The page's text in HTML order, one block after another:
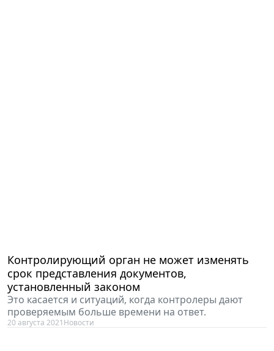
Контролирующий орган не может изменять
срок представления документов,
установленный законом
Это касается и ситуаций, когда контролеры дают
проверяемым больше времени на ответ.
20 августа 2021 Новости